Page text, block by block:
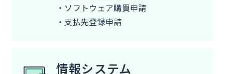
・ソフトウェア購買申請
・支払先登録申請
情報システム